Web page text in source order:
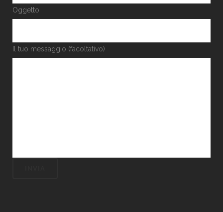
Oggetto
Il tuo messaggio (facoltativo)